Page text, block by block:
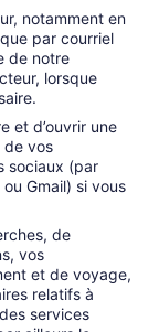
notamment en
par courriel
de notre
lorsque
et d’ouvrir une
de vos
sociaux (par
Gmail) si vous
de
vos
et de voyage,
relatifs à
services